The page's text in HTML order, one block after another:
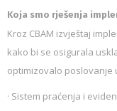
Koja smo rješenja
Kroz CBAM izvještaj
kako bi se osigurala
optimizovalo poslovanje
· Sistem praćenja i